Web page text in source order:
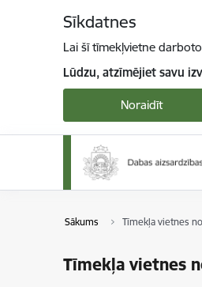
Sīkdatnes
Lai šī tīmekļvietne
Lūdzu, atzīmējiet savu
Noraidīt
Sākums Tīmekļa vietnes
Tīmekļa vietnes